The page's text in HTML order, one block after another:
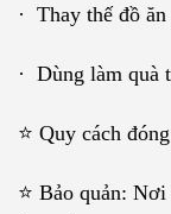
· Thay thế đồ
· Dùng làm quà
⭐ Quy cách
⭐️ Bảo quản: